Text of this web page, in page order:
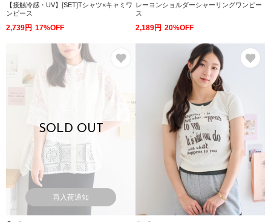
【接触冷感・UV】[SET]Tシャツ×キャミワ
ンピース
2,739円 17%OFF
レーヨンショルダーシャーリングワンピー
ス
2,189円 20%OFF
SOLD OUT
再入荷通知